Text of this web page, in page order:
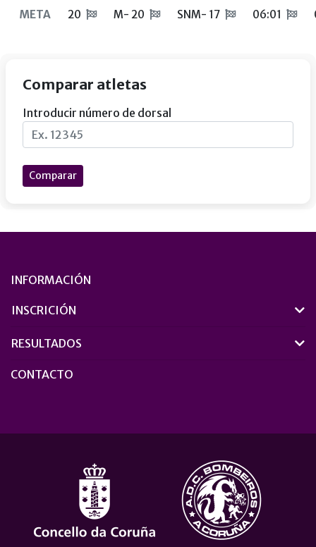
META 20 M- 20 SNM- 17 06:01
Comparar atletas
Introducir número de dorsal
Comparar
INFORMACIÓN
INSCRICIÓN
RESULTADOS
CONTACTO